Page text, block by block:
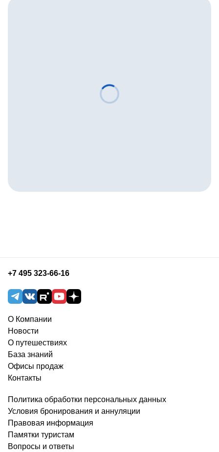
+7 495 323-66-16
О Компании
Новости
О путешествиях
База знаний
Офисы продаж
Контакты
Политика обработки персональных данных
Условия бронирования и аннуляции
Правовая информация
Памятки туристам
Вопросы и ответы